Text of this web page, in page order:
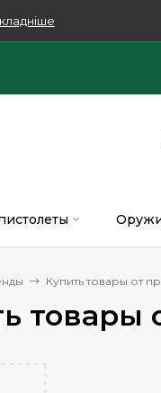
Купить товары от
товары